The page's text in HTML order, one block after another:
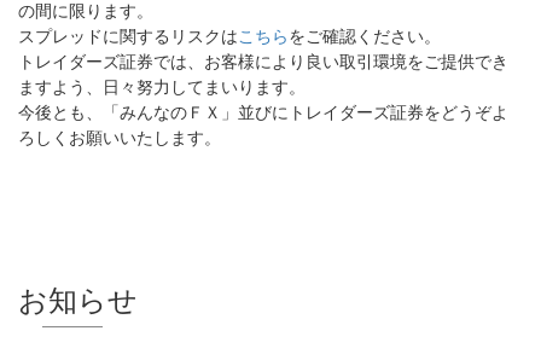
の間に限ります。
スプレッドに関するリスクはこちらをご確認ください。
トレイダーズ証券では、お客様により良い取引環境をご提供でき
ますよう、日々努力してまいります。
今後とも、「みんなのＦＸ」並びにトレイダーズ証券をどうぞよ
ろしくお願いいたします。
お知らせ